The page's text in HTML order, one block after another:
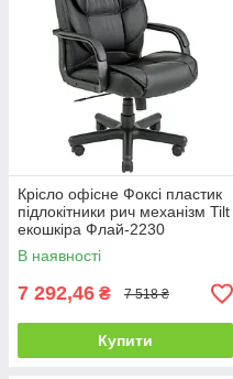
Крісло офісне Фоксі пластик
підлокітники рич механізм Tilt
екошкіра Флай-2230
(Richman ТМ)
В наявності
7 292,46 ₴ 7 518 ₴
Купити